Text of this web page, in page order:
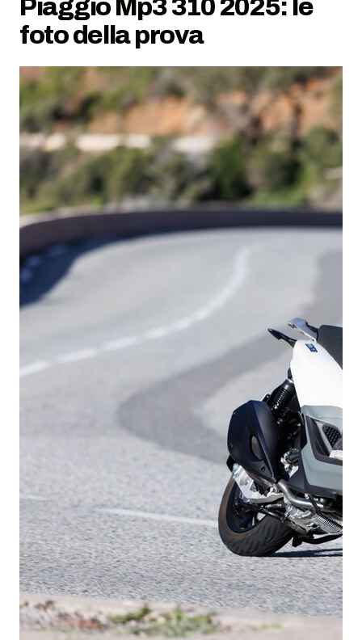
Piaggio Mp3 310 2025: le
foto della prova